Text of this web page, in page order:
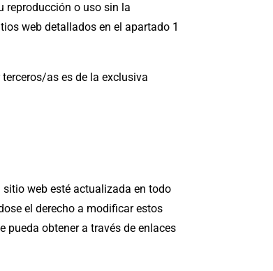
reproducción o uso sin la
web detallados en el apartado 1
as es de la exclusiva
web esté actualizada en todo
el derecho a modificar estos
pueda obtener a través de enlaces